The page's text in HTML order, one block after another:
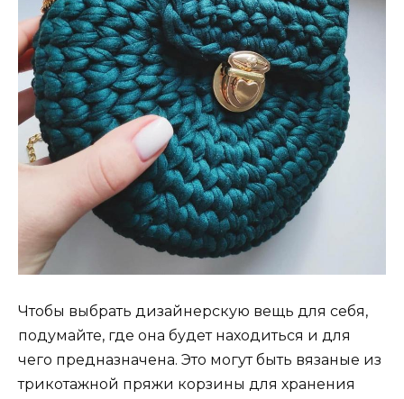
Чтобы выбрать дизайнерскую вещь для себя,
подумайте, где она будет находиться и для
чего предназначена. Это могут быть вязаные из
трикотажной пряжи корзины для хранения